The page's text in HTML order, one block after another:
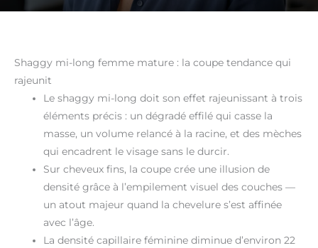
Shaggy mi-long femme mature : la coupe tendance qui
rajeunit
Le shaggy mi-long doit son effet rajeunissant à trois
éléments précis : un dégradé effilé qui casse la
masse, un volume relancé à la racine, et des mèches
qui encadrent le visage sans le durcir.
Sur cheveux fins, la coupe crée une illusion de
densité grâce à l’empilement visuel des couches —
un atout majeur quand la chevelure s’est affinée
avec l’âge.
La densité capillaire féminine diminue d’environ 22